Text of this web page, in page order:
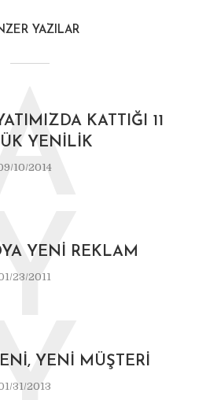
YAZILAR
KATTIĞI 11
YENILIK
10/2014
YENI REKLAM
23/2011
YENI MÜŞTERI
31/2013